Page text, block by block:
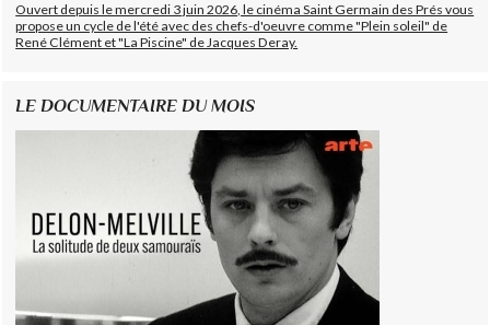
Ouvert depuis le mercredi 3 juin 2026, le cinéma Saint Germain des Prés vous
propose un cycle de l'été avec des chefs-d'oeuvre comme "Plein soleil" de
René Clément et "La Piscine" de Jacques Deray.
LE DOCUMENTAIRE DU MOIS